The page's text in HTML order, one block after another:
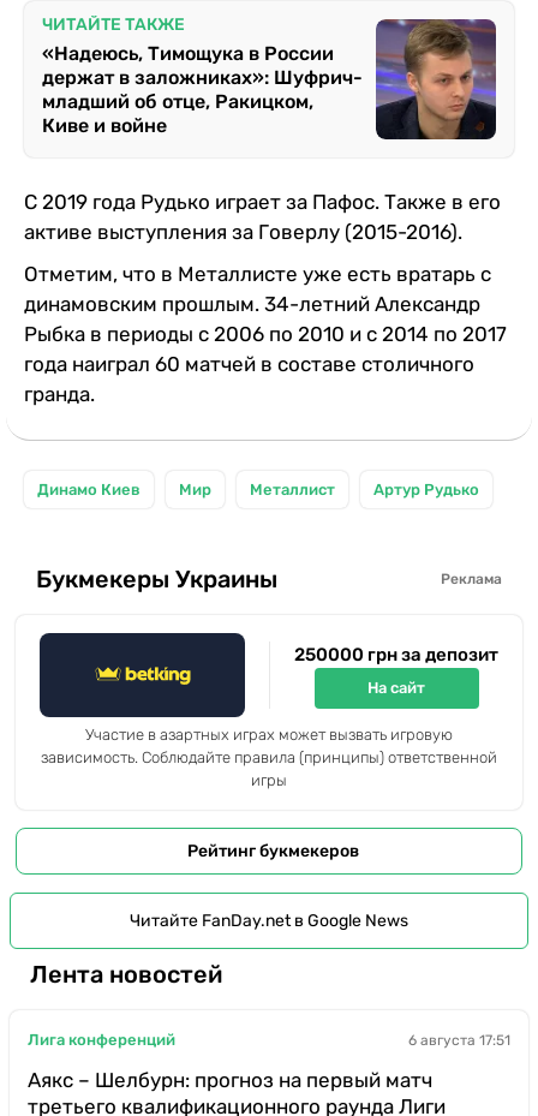
ЧИТАЙТЕ ТАКЖЕ
«Надеюсь, Тимощука в России
держат в заложниках»: Шуфрич-
младший об отце, Ракицком,
Киве и войне
С 2019 года Рудько играет за Пафос. Также в его
активе выступления за Говерлу (2015-2016).
Отметим, что в Металлисте уже есть вратарь с
динамовским прошлым. 34-летний Александр
Рыбка в периоды с 2006 по 2010 и с 2014 по 2017
года наиграл 60 матчей в составе столичного
гранда.
Динамо Киев Мир Металлист Артур Рудько
Букмекеры Украины Реклама
250000 грн за депозит
На сайт
Участие в азартных играх может вызвать игровую
зависимость. Соблюдайте правила (принципы) ответственной
игры
Рейтинг букмекеров
Читайте FanDay.net в Google News
Лента новостей
Лига конференций 6 августа 17:51
Аякс – Шелбурн: прогноз на первый матч
третьего квалификационного раунда Лиги